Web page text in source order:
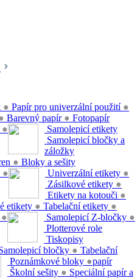
● Papír pro univerzální použití ●
Barevný papír ●
●
Fotopapír
●
●
Samolepicí etikety
Univerzální etikety ●
Zásilkové etikety ●
Etikety na kotouči ●
etikety ● Tabelační etikety ●
●
Samolepicí bločky a
záložky
Samolepicí Z-bločky ●
bločky ●
Bloky a sešity
Poznámkové bloky ●
Školní sešity ●
Plotterové role
Tiskopisy
Tabelační
papír
Speciální papír a